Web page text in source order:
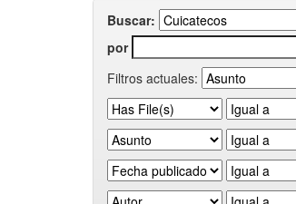
Buscar:
por
Filtros actuales: